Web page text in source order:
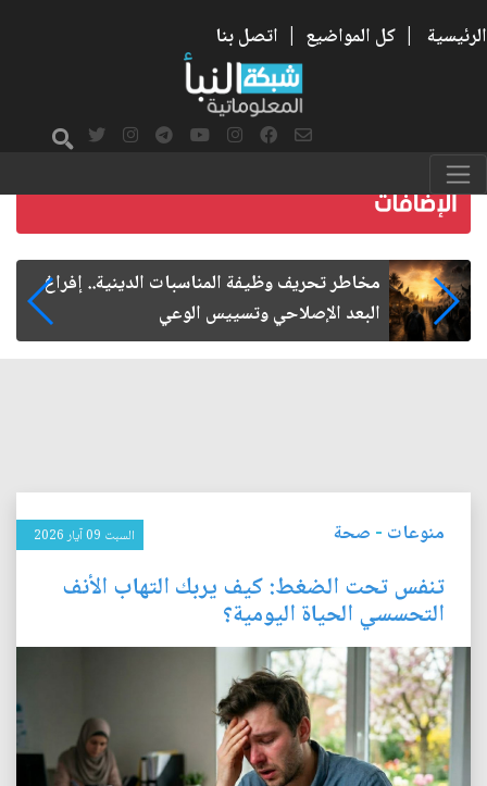
الرئيسية | كل المواضيع | اتصل بنا
زيارة الأربعين.. من الفاعلية المجتمعية إلى المواطنة
الفاعلة
منوعات - صحة السبت 09 آيار 2026
تنفس تحت الضغط: كيف يربك التهاب الأنف
التحسسي الحياة اليومية؟